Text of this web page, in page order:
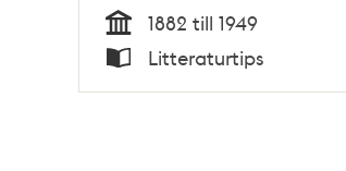
Tid
1882 till 1949
Typ
Litteraturtips